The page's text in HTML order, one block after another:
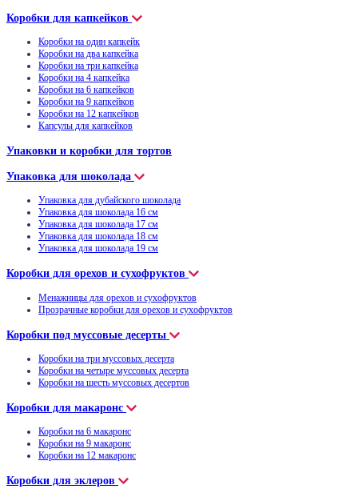
Коробки для капкейков
Коробки на один капкейк
Коробки на два капкейка
Коробки на три капкейка
Коробки на 4 капкейка
Коробки на 6 капкейков
Коробки на 9 капкейков
Коробки на 12 капкейков
Капсулы для капкейков
Упаковки и коробки для тортов
Упаковка для шоколада
Упаковка для дубайского шоколада
Упаковка для шоколада 16 см
Упаковка для шоколада 17 см
Упаковка для шоколада 18 см
Упаковка для шоколада 19 см
Коробки для орехов и сухофруктов
Менажницы для орехов и сухофруктов
Прозрачные коробки для орехов и сухофруктов
Коробки под муссовые десерты
Коробки на три муссовых десерта
Коробки на четыре муссовых десерта
Коробки на шесть муссовых десертов
Коробки для макаронс
Коробки на 6 макаронс
Коробки на 9 макаронс
Коробки на 12 макаронс
Коробки для эклеров